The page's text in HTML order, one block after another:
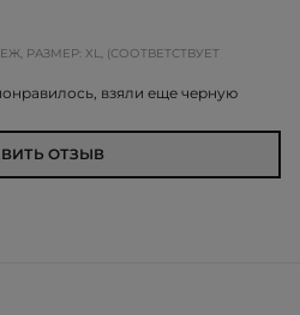
РАЗМЕР: XL, (СООТВЕТСТВУЕТ
взяли еще черную
ОТЗЫВ